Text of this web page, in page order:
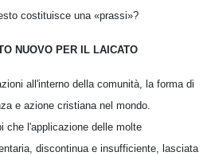
costituisce una «prassi»?
NUOVO PER IL LAICATO
all'interno della comunità, la forma di
e azione cristiana nel mondo.
che l'applicazione delle molte
discontinua e insufficiente, lasciata